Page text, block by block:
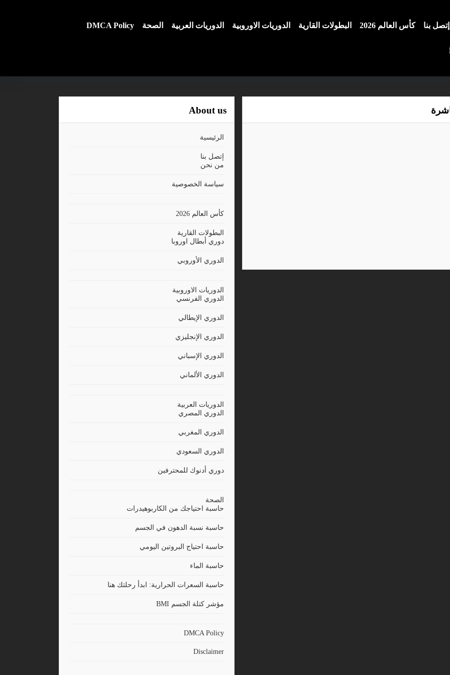
إتصل بنا كأس العالم 2026 البطولات القارية الدوريات الاوروبية الدوريات العربية الصحة DMCA Policy
About us
الرئيسية
إتصل بنا
من نحن
سياسة الخصوصية
كأس العالم 2026
البطولات القارية
دوري أبطال اوروبا
الدوري الأوروبي
الدوريات الاوروبية
الدوري الفرنسي
الدوري الإيطالي
الدوري الإنجليزي
الدوري الإسباني
الدوري الألماني
الدوريات العربية
الدوري المصري
الدوري المغربي
الدوري السعودي
دوري أدنوك للمحترفين
الصحة
حاسبة احتياجك من الكاربوهيدرات
حاسبة نسبة الدهون في الجسم
حاسبة احتياج البروتين اليومي
حاسبة الماء
حاسبة السعرات الحرارية: ابدأ رحلتك هنا
مؤشر كتلة الجسم BMI
DMCA Policy
Disclaimer